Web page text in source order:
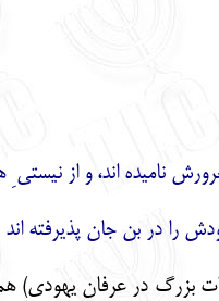
نامیده اند، و از
را در بن جان پذیرفته اند
بزرگ در عرفان